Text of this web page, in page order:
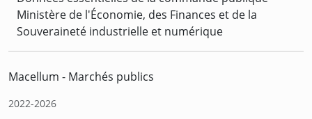
Ministère de l'Économie, des Finances et de la
Souveraineté industrielle et numérique
Macellum - Marchés publics
2022-2026